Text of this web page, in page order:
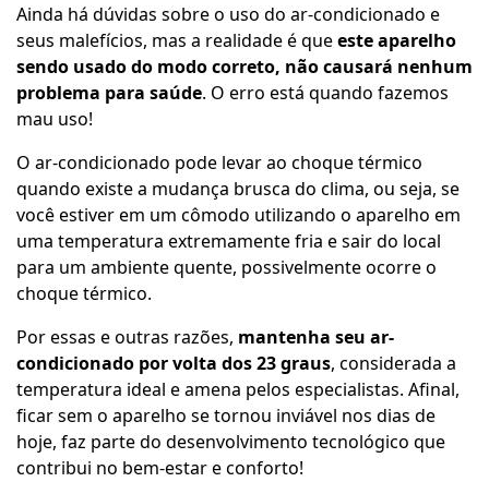
Ainda há dúvidas sobre o uso do ar-condicionado e
seus malefícios, mas a realidade é queeste aparelho
sendo usado do modo correto, não causará nenhum
problema para saúde. O erro está quando fazemos
mau uso!
O ar-condicionado pode levar ao choque térmico
quando existe a mudança brusca do clima, ou seja, se
você estiver em um cômodo utilizando o aparelho em
uma temperatura extremamente fria e sair do local
para um ambiente quente, possivelmente ocorre o
choque térmico.
Por essas e outras razões, mantenha seu ar-
condicionado por volta dos 23 graus, considerada a
temperatura ideal e amena pelos especialistas. Afinal,
ficar sem o aparelho se tornou inviável nos dias de
hoje, faz parte do desenvolvimento tecnológico que
contribui no bem-estar e conforto!